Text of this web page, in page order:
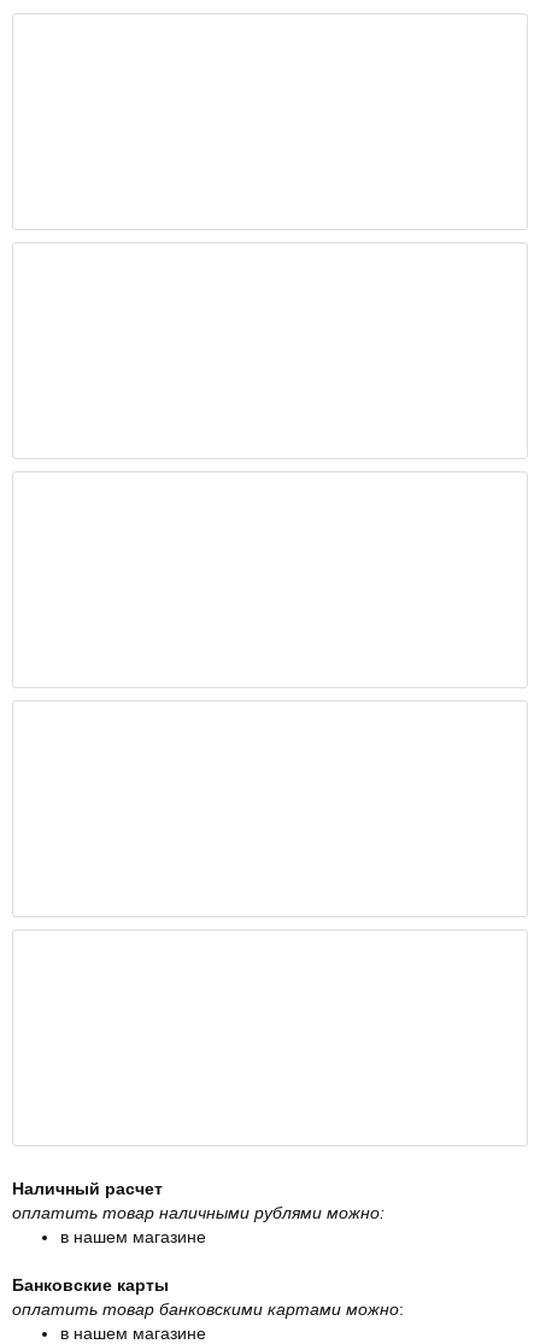
Наличный расчет
оплатить товар наличными рублями можно:
в нашем магазине
Банковские карты
оплатить товар банковскими картами можно:
в нашем магазине